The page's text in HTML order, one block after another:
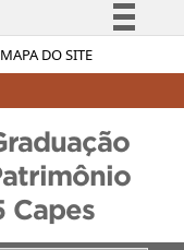
MAPA DO SITE
Simplifique!
à informação
Legislação
Canais
Capes